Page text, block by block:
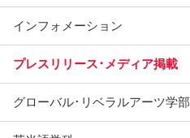
インフォメーション
プレスリリース･メディア掲載
グローバル･リベラルアーツ学部